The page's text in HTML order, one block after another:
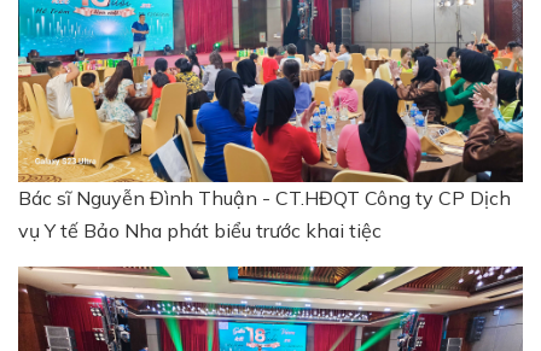
Bác sĩ Nguyễn Đình Thuận - CT.HĐQT Công ty CP Dịch
vụ Y tế Bảo Nha phát biểu trước khai tiệc